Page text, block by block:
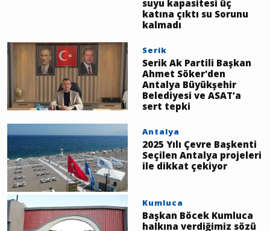
suyu kapasitesi üç
katına çıktı su Sorunu
kalmadı
Serik
Serik Ak Partili Başkan
Ahmet Söker'den
Antalya Büyükşehir
Belediyesi ve ASAT’a
sert tepki
Antalya
2025 Yılı Çevre Başkenti
Seçilen Antalya projeleri
ile dikkat çekiyor
Kumluca
Başkan Böcek Kumluca
halkına verdiğimiz sözü